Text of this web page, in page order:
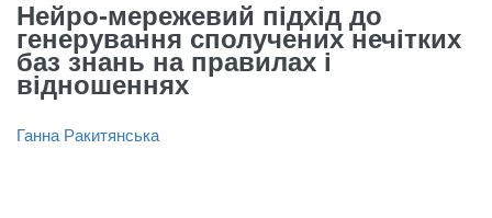
Нейро-мережевий підхід до
генерування сполучених нечітких
баз знань на правилах і
відношеннях
Ганна Ракитянська